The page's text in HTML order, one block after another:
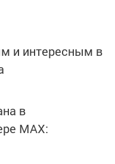
и интересным в
в
MАХ: